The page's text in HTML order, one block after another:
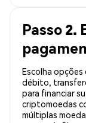
Passo 2.
Escolha
débito,
para financiar
criptomoedas
múltiplas